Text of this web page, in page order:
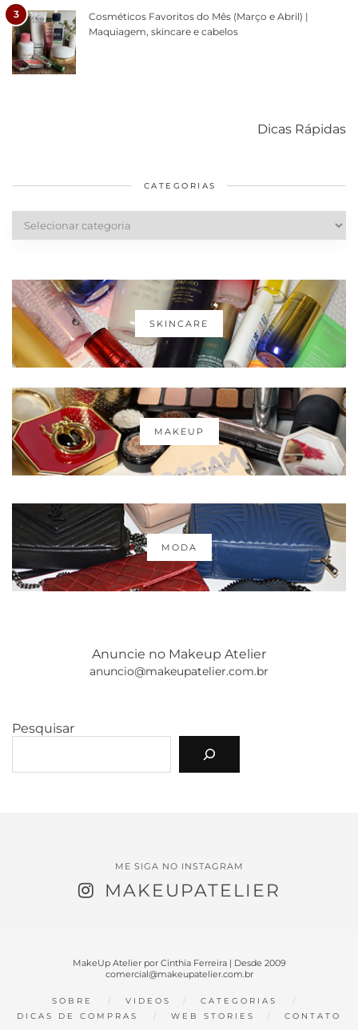
3
Cosméticos Favoritos do Mês (Março e Abril) |
Maquiagem, skincare e cabelos
Dicas Rápidas
diários
cabelos
CATEGORIAS
Categorias
SKINCARE
MAKEUP
MODA
Anuncie no Makeup Atelier
anuncio@makeupatelier.com.br
Pesquisar
ME SIGA NO INSTAGRAM
MAKEUPATELIER
MakeUp Atelier por Cinthia Ferreira | Desde 2009
comercial@makeupatelier.com.br
SOBRE VIDEOS
CATEGORIAS
DICAS DE COMPRAS
WEB STORIES CONTATO